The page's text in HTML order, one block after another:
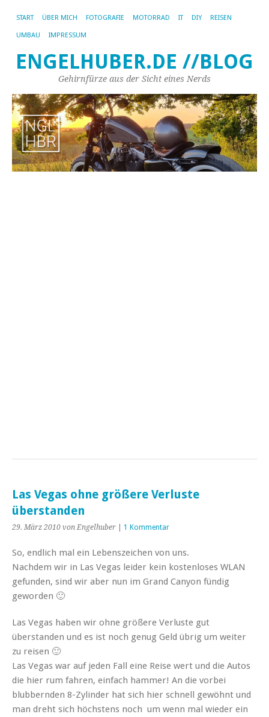
START ÜBER MICH FOTOGRAFIE MOTORRAD IT DIY REISEN
UMBAU IMPRESSUM
ENGELHUBER.DE //BLOG
Gehirnfürze aus der Sicht eines Nerds
Las Vegas ohne größere Verluste
überstanden
29. März 2010 von Engelhuber 1 Kommentar
So, endlich mal ein Lebenszeichen von uns.
Nachdem wir in Las Vegas leider kein kostenloses WLAN
gefunden, sind wir aber nun im Grand Canyon fündig
geworden 🙂
Las Vegas haben wir ohne größere Verluste gut
überstanden und es ist noch genug Geld übrig um weiter
zu reisen 🙂
Las Vegas war auf jeden Fall eine Reise wert und die Autos
die hier rum fahren, einfach hammer! An die vorbei
blubbernden 8-Zylinder hat sich hier schnell gewöhnt und
man dreht sich höchstens noch um wenn mal wieder ein